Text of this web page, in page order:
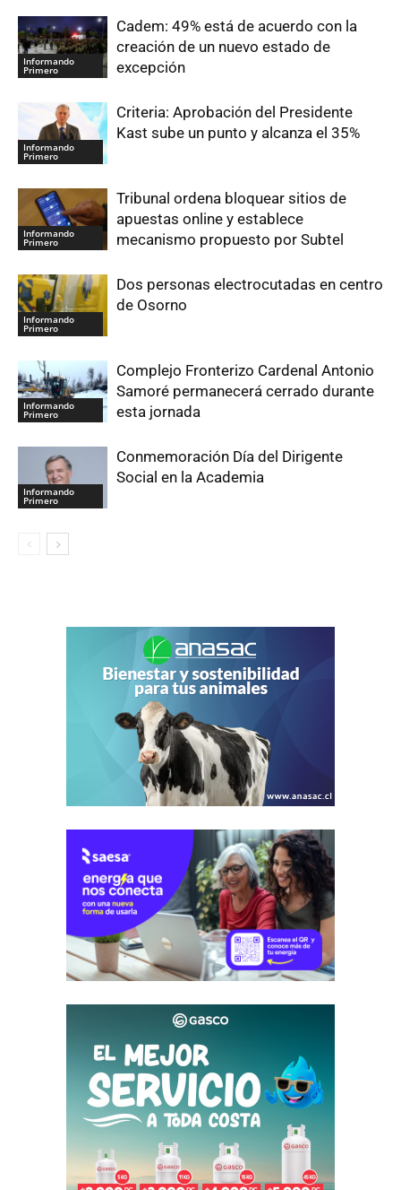
Informando
Primero
Cadem: 49% está de acuerdo con la
creación de un nuevo estado de
excepción
Informando
Primero
Criteria: Aprobación del Presidente
Kast sube un punto y alcanza el 35%
Informando
Primero
Tribunal ordena bloquear sitios de
apuestas online y establece
mecanismo propuesto por Subtel
Informando
Primero
Dos personas electrocutadas en centro
de Osorno
Informando
Primero
Complejo Fronterizo Cardenal Antonio
Samoré permanecerá cerrado durante
esta jornada
Informando
Primero
Conmemoración Día del Dirigente
Social en la Academia